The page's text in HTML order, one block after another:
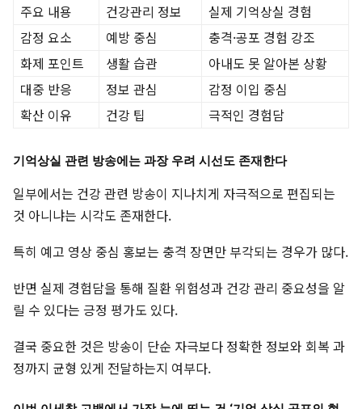
주요 내용
건강관리 정보
실제 기억상실 경험
감정 요소
예방 중심
충격·공포 경험 강조
화제 포인트
생활 습관
아내도 못 알아본 상황
대중 반응
정보 관심
감정 이입 중심
확산 이유
건강 팁 극적인 경험담
기억상실 관련 방송에는 과장 우려 시선도 존재한다
일부에서는 건강 관련 방송이 지나치게 자극적으로 편집되는
것 아니냐는 시각도 존재한다.
특히 예고 영상 중심 홍보는 충격 장면만 부각되는 경우가 많다.
반면 실제 경험담을 통해 질환 위험성과 건강 관리 중요성을 알
릴 수 있다는 긍정 평가도 있다.
결국 중요한 것은 방송이 단순 자극보다 정확한 정보와 회복 과
정까지 균형 있게 전달하는지 여부다.